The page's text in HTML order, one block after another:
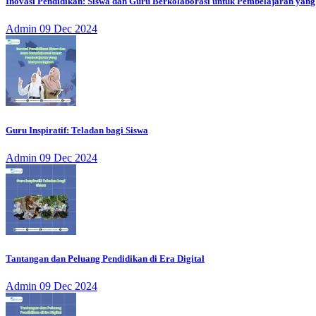
Admin 09 Dec 2024
Guru Inspiratif: Teladan bagi Siswa
Admin 09 Dec 2024
Tantangan dan Peluang Pendidikan di Era Digital
Admin 09 Dec 2024